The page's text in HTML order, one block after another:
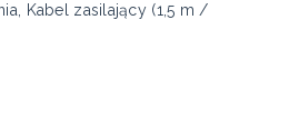
Kabel zasilający (1,5 m /